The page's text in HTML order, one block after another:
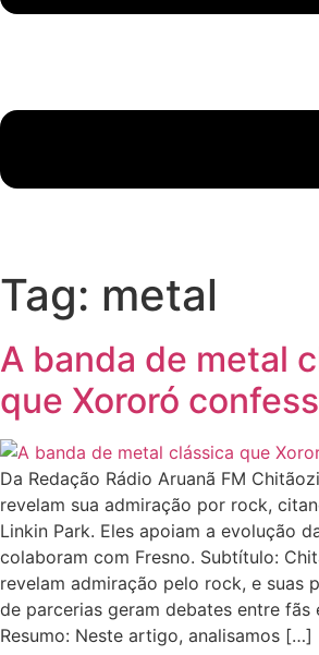
Tag: metal
A banda de metal
que Xororó
Da Redação Rádio Aruanã FM
revelam sua admiração por rock,
Linkin Park. Eles apoiam a evolução
colaboram com Fresno. Subtítulo:
revelam admiração pelo rock, e suas
de parcerias geram debates entre fãs
Resumo: Neste artigo, analisamos […]